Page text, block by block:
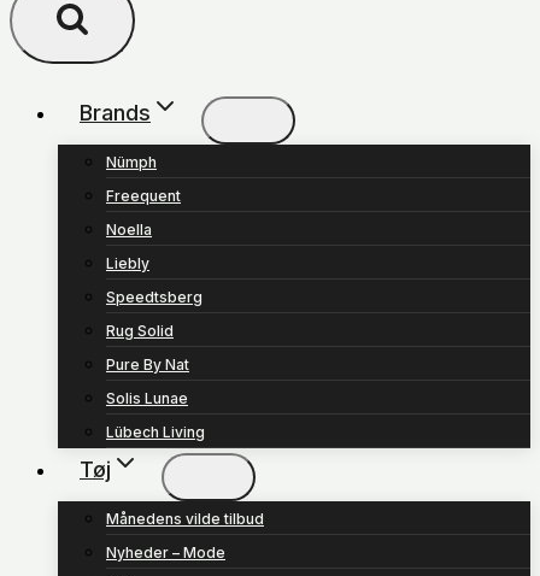
Brands
Nümph
Freequent
Noella
Liebly
Speedtsberg
Rug Solid
Pure By Nat
Solis Lunae
Lübech Living
Tøj
Månedens vilde tilbud
Nyheder – Mode